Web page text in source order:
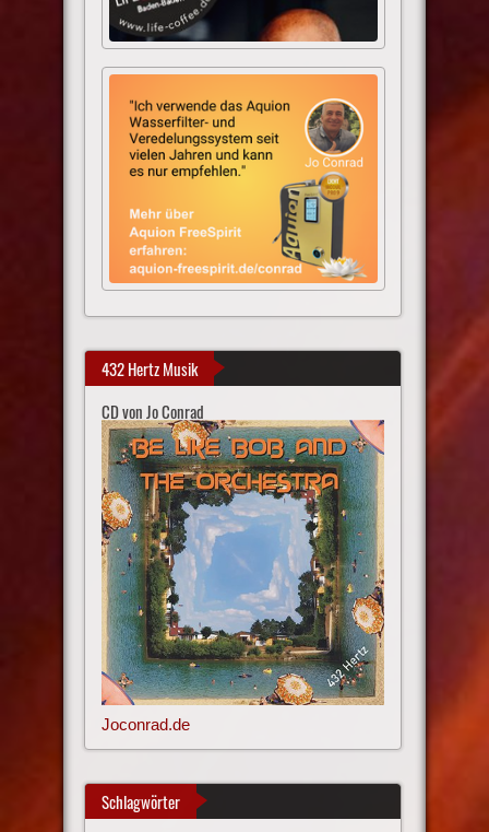
432 Hertz Musik
CD von Jo Conrad
Joconrad.de
Schlagwörter